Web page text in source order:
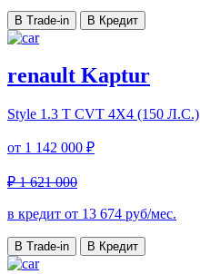
В Trade-in В Кредит
renault Kaptur
Style 1.3 T CVT 4X4 (150 Л.С.)
от 1 142 000 ₽
₽ 1 621 000
в кредит от 13 674 руб/мес.
В Trade-in В Кредит